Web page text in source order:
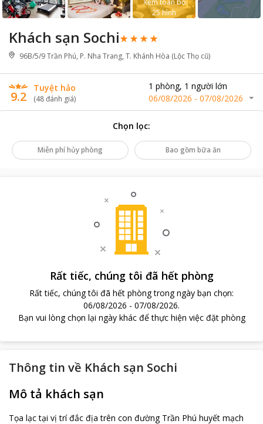
Khách sạn Sochi
96B/5/9 Trần Phú, P. Nha Trang, T. Khánh Hòa (Lộc Thọ cũ)
9.2
Tuyệt hảo
(48đánh giá)
1 phòng, 1 người lớn
06/08/2026 - 07/08/2026
Xem toàn bộ
25hình
Chọn lọc:
Miễn phí hủy phòng Bao gồm bữa ăn
Rất tiếc, chúng tôi đã hết phòng
Rất tiếc, chúng tôi đã hết phòng trong ngày bạn chọn:
06/08/2026 - 07/08/2026.
Bạn vui lòng chọn lại ngày khác để thực hiện việc đặt phòng
Thông tin về Khách sạn Sochi
Mô tả khách sạn
Tọa lạc tại vị trí đắc địa trên con đường Trần Phú huyết mạch